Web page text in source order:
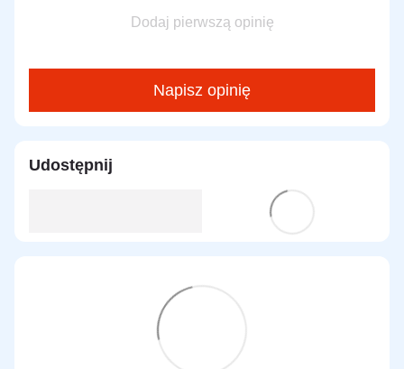
Dodaj pierwszą opinię
Napisz opinię
Udostępnij